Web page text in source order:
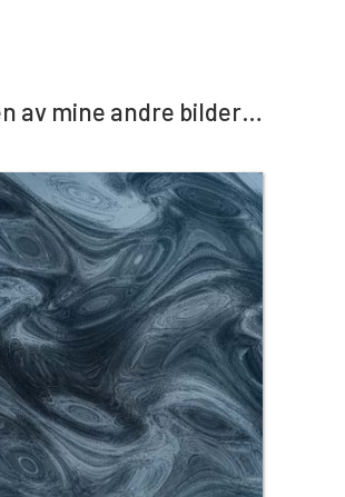
av mine andre bilder…